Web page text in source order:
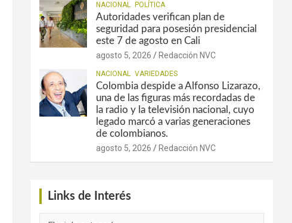
NACIONAL POLÍTICA
Autoridades verifican plan de
seguridad para posesión presidencial
este 7 de agosto en Cali
agosto 5, 2026 Redacción NVC
NACIONAL VARIEDADES
Colombia despide a Alfonso Lizarazo,
una de las figuras más recordadas de
la radio y la televisión nacional, cuyo
legado marcó a varias generaciones
de colombianos.
agosto 5, 2026 Redacción NVC
Links de Interés